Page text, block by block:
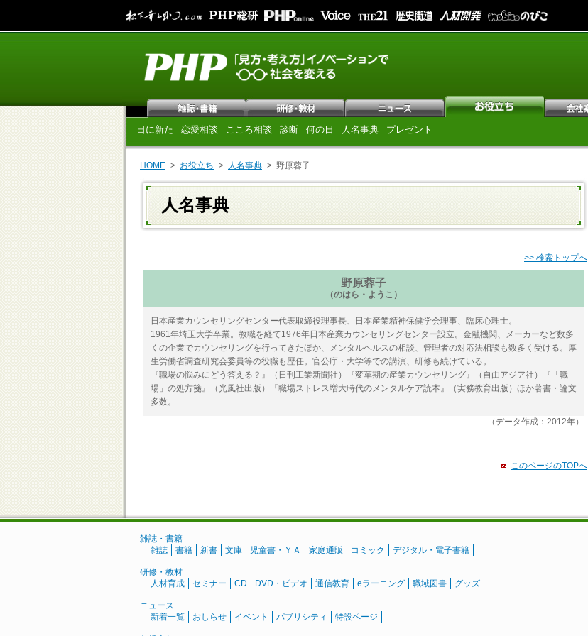
日に新た 恋愛相談 こころ相談 診断 何の日 人名事典 プレゼント
HOME お役立ち 人名事典 野原蓉子
人名事典
>> 検索トップへ
野原蓉子
（のはら・ようこ）
日本産業カウンセリングセンター代表取締役理事長、日本産業精神保健学会理事、臨床心理士。
1961年埼玉大学卒業。教職を経て1976年日本産業カウンセリングセンター設立。金融機関、メーカーなど数多
くの企業でカウンセリングを行ってきたほか、メンタルヘルスの相談、管理者の対応法相談も数多く受ける。厚
生労働省調査研究会委員等の役職も歴任。官公庁・大学等での講演、研修も続けている。
『職場の悩みにどう答える？』（日刊工業新聞社）『変革期の産業カウンセリング』（自由アジア社）『「職
場」の処方箋』（光風社出版）『職場ストレス増大時代のメンタルケア読本』（実務教育出版）ほか著書・論文
多数。
（データ作成：2012年）
このページのTOPへ
雑誌・書籍
雑誌
書籍 新書 文庫 児童書・ＹＡ 家庭通販 コミック デジタル・電子書籍
研修・教材
人材育成
セミナー CD DVD・ビデオ 通信教育 eラーニング 職域図書 グッズ
ニュース
新着一覧
おしらせ イベント パブリシティ 特設ページ